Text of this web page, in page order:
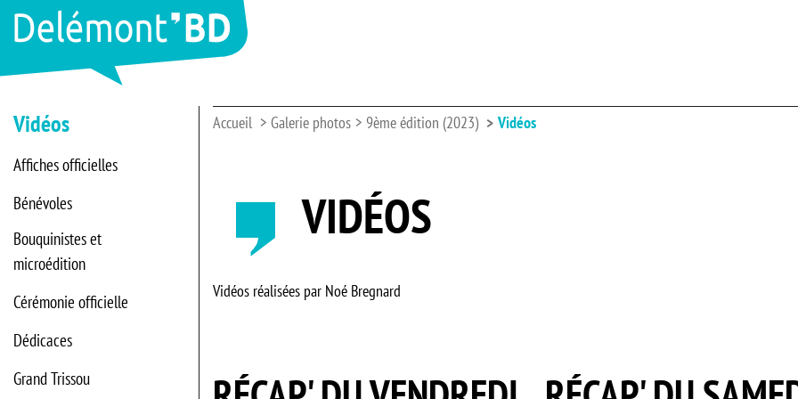
Vidéos
Affiches officielles
Bénévoles
Bouquinistes et
microédition
Cérémonie officielle
Dédicaces
Grand Trissou
Accueil Galerie photos 9ème édition (2023) Vidéos
VIDÉOS
Vidéos réalisées par Noé Bregnard